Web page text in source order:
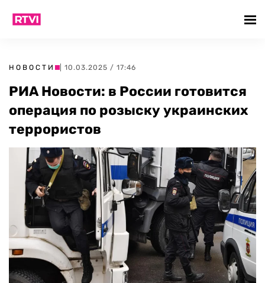
НОВОСТИ | 10.03.2025 / 17:46
РИА Новости: в России готовится
операция по розыску украинских
террористов